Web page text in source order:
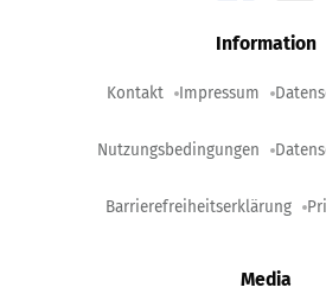
Information
Kontakt Impressum
Nutzungsbedingungen
Barrierefreiheitserklärung
Media